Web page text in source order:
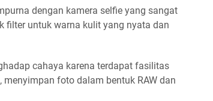
dengan kamera selfie yang sangat
filter untuk warna kulit yang nyata dan
cahaya karena terdapat fasilitas
menyimpan foto dalam bentuk RAW dan